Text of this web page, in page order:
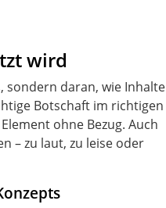
wird
sondern daran, wie Inhalte
Botschaft im richtigen
ohne Bezug. Auch
– zu laut, zu leise oder